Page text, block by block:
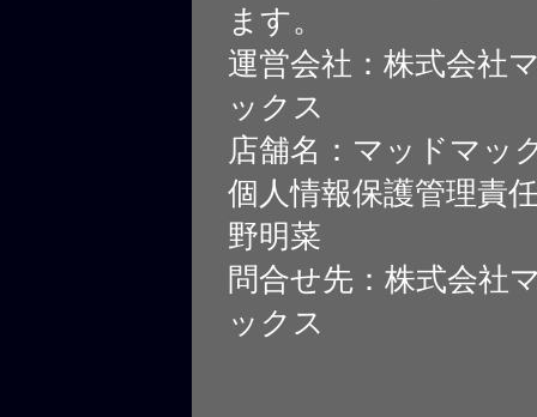
ます。
運営会社：株式会社
ックス
店舗名：マッドマッ
個人情報保護管理責
野明菜
問合せ先：株式会社
ックス